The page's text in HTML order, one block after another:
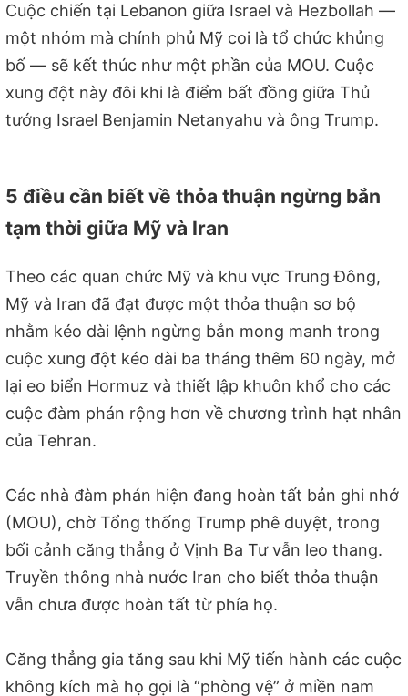
Cuộc chiến tại Lebanon giữa Israel và Hezbollah —
một nhóm mà chính phủ Mỹ coi là tổ chức khủng
bố — sẽ kết thúc như một phần của MOU. Cuộc
xung đột này đôi khi là điểm bất đồng giữa Thủ
tướng Israel Benjamin Netanyahu và ông Trump.
5 điều cần biết về thỏa thuận ngừng bắn
tạm thời giữa Mỹ và Iran
Theo các quan chức Mỹ và khu vực Trung Đông,
Mỹ và Iran đã đạt được một thỏa thuận sơ bộ
nhằm kéo dài lệnh ngừng bắn mong manh trong
cuộc xung đột kéo dài ba tháng thêm 60 ngày, mở
lại eo biển Hormuz và thiết lập khuôn khổ cho các
cuộc đàm phán rộng hơn về chương trình hạt nhân
của Tehran.
Các nhà đàm phán hiện đang hoàn tất bản ghi nhớ
(MOU), chờ Tổng thống Trump phê duyệt, trong
bối cảnh căng thẳng ở Vịnh Ba Tư vẫn leo thang.
Truyền thông nhà nước Iran cho biết thỏa thuận
vẫn chưa được hoàn tất từ phía họ.
Căng thẳng gia tăng sau khi Mỹ tiến hành các cuộc
không kích mà họ gọi là “phòng vệ” ở miền nam